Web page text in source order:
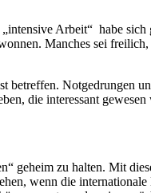
Arbeit“ habe
Manches sei
Notgedrungen
die interessant gewesen
geheim zu halten. Mit
wenn die